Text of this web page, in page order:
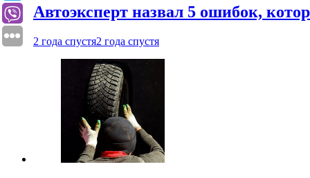
Автоэксперт назвал 5 ошибок,
2 года спустя2 года спустя